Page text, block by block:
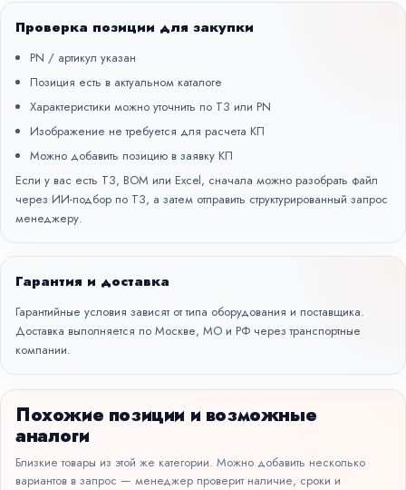
Проверка позиции для закупки
PN / артикул указан
Позиция есть в актуальном каталоге
Характеристики можно уточнить по ТЗ или PN
Изображение не требуется для расчета КП
Можно добавить позицию в заявку КП
Если у вас есть ТЗ, BOM или Excel, сначала можно разобрать файл
через ИИ-подбор по ТЗ, а затем отправить структурированный запрос
менеджеру.
Гарантия и доставка
Гарантийные условия зависят от типа оборудования и поставщика.
Доставка выполняется по Москве, МО и РФ через транспортные
компании.
Похожие позиции и возможные
аналоги
Близкие товары из этой же категории. Можно добавить несколько
вариантов в запрос — менеджер проверит наличие, сроки и